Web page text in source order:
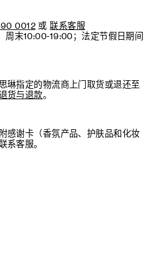
0012 或 联系客服
末10:00-19:00；法定节假日期间
琳指定的物流商上门取货或退还至
货与退款。
感谢卡（香氛产品、护肤品和化妆
系客服。